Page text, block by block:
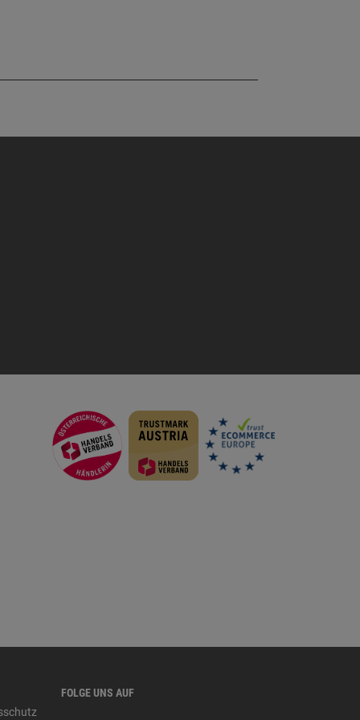
FOLGE UNS AUF